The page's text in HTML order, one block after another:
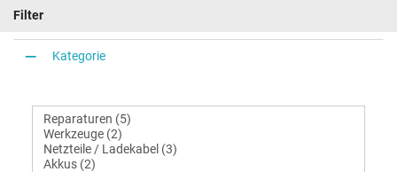
Filter
Kategorie